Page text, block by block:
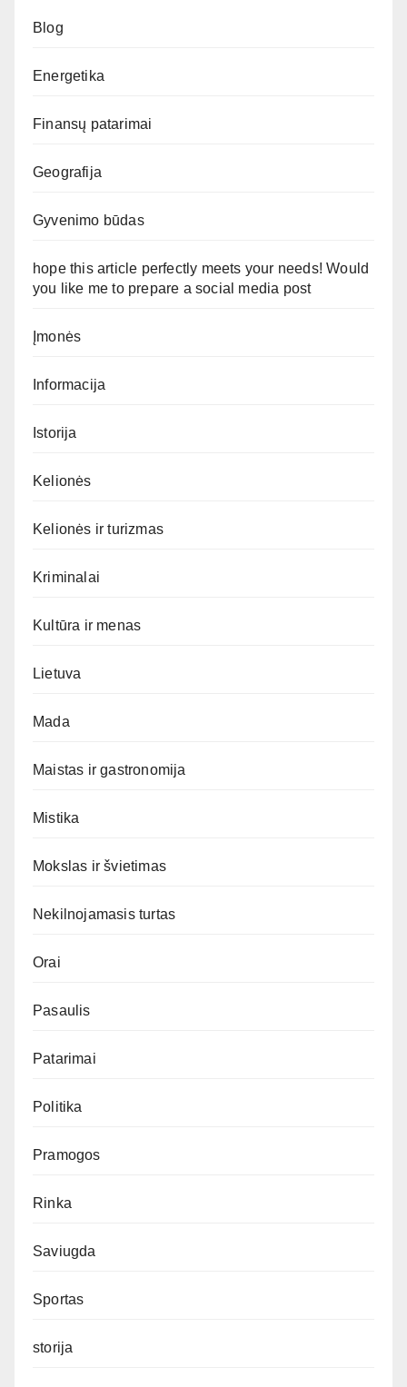
Blog
Energetika
Finansų patarimai
Geografija
Gyvenimo būdas
hope this article perfectly meets your needs! Would
you like me to prepare a social media post
Įmonės
Informacija
Istorija
Kelionės
Kelionės ir turizmas
Kriminalai
Kultūra ir menas
Lietuva
Mada
Maistas ir gastronomija
Mistika
Mokslas ir švietimas
Nekilnojamasis turtas
Orai
Pasaulis
Patarimai
Politika
Pramogos
Rinka
Saviugda
Sportas
storija